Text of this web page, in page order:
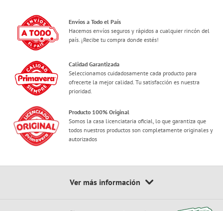
Envíos a Todo el País
Hacemos envíos seguros y rápidos a cualquier rincón del
país. ¡Recibe tu compra donde estés!
Calidad Garantizada
Seleccionamos cuidadosamente cada producto para
ofrecerte la mejor calidad. Tu satisfacción es nuestra
prioridad.
Producto 100% Original
Somos la casa licenciataria oficial, lo que garantiza que
todos nuestros productos son completamente originales y
autorizados